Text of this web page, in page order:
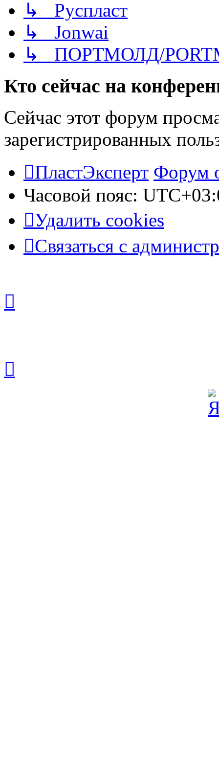
↳ Руспласт
↳ Jonwai
↳ ПОРТМОЛД/
Кто сейчас на
Сейчас этот форум
зарегистрированных
ПластЭксперт Форум
Часовой пояс:
Удалить cookies
Связаться с